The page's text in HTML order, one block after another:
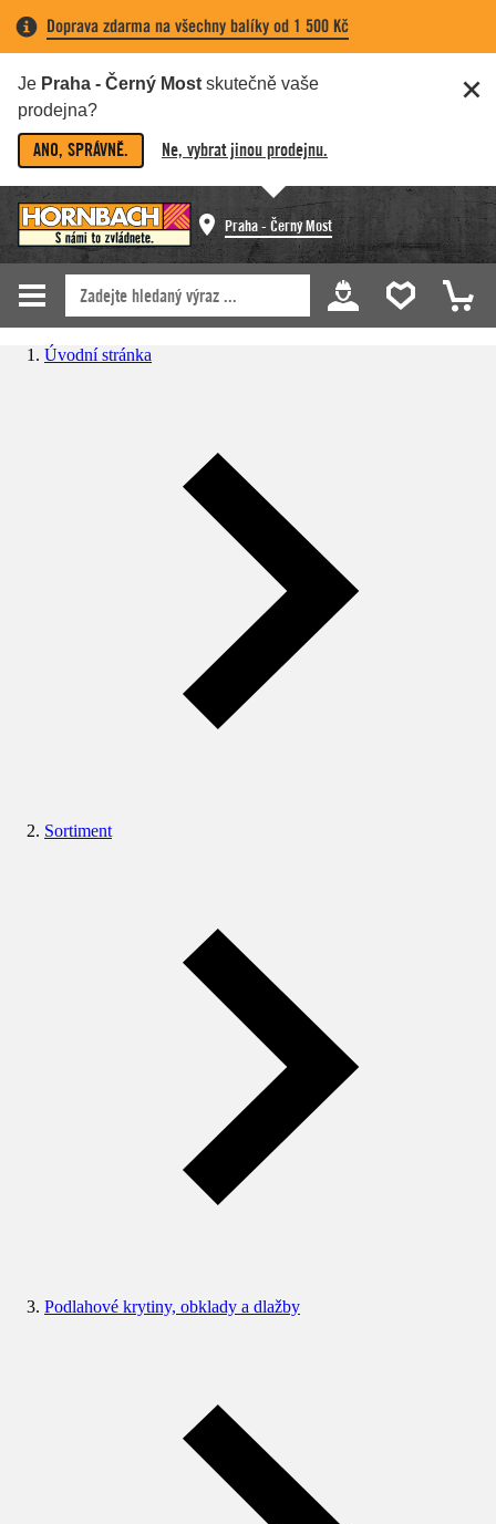
Doprava zdarma na všechny balíky od 1 500 Kč
Je Praha - Černý Most skutečně vaše
prodejna?
ANO, SPRÁVNĚ. Ne, vybrat jinou prodejnu.
Praha - Černý Most
Úvodní stránka
Sortiment
Podlahové krytiny, obklady a dlažby